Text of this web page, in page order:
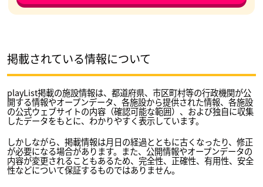
掲載されている情報について
playList掲載の施設情報は、都道府県、市区町村等の行政機関が公
開する情報やオープンデータ、各施設から提供された情報、各施設
の公式ウェブサイトの内容（確認可能な範囲）、および独自に収集
したデータをもとに、わかりやすく表示しています。
しかしながら、掲載情報は月日の経過とともに古くなったり、修正
が必要になる場合があります。また、公開情報やオープンデータの
内容が変更されることもあるため、完全性、正確性、有用性、安全
性などについて保証するものではありません。